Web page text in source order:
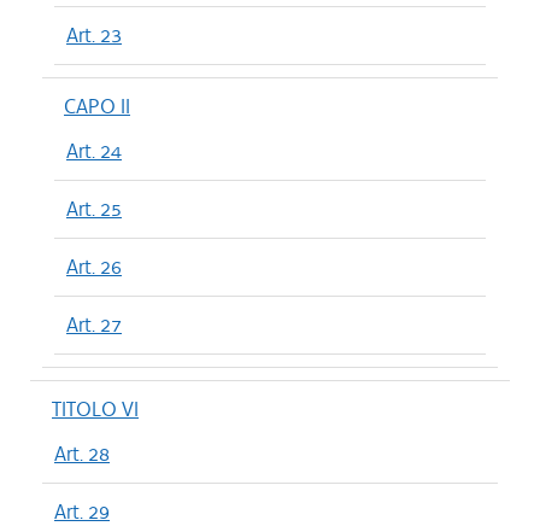
Art. 23
CAPO II
Art. 24
Art. 25
Art. 26
Art. 27
TITOLO VI
Art. 28
Art. 29